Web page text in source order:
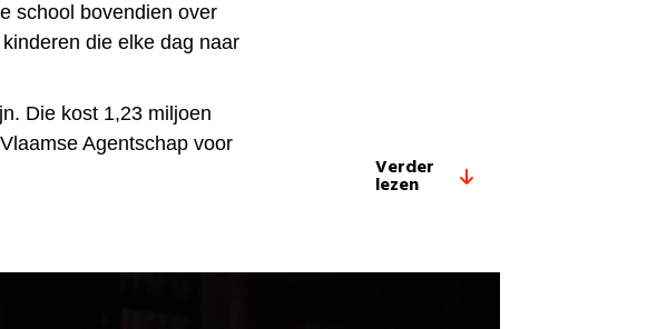
school bovendien over
die elke dag naar
Die kost 1,23 miljoen
Agentschap voor
Verder
lezen